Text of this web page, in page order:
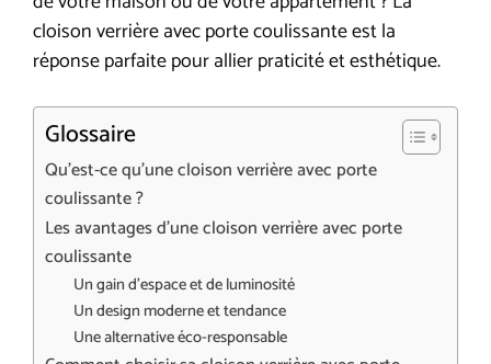
cloison verrière avec porte coulissante est la
réponse parfaite pour allier praticité et esthétique.
Glossaire
Qu’est-ce qu’une cloison verrière avec porte
coulissante ?
Les avantages d’une cloison verrière avec porte
coulissante
Un gain d’espace et de luminosité
Un design moderne et tendance
Une alternative éco-responsable